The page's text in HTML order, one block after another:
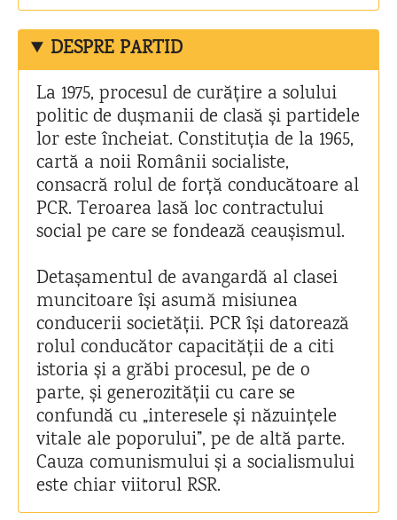
DESPRE PARTID
La 1975, procesul de curățire a solului
politic de dușmanii de clasă și partidele
lor este încheiat. Constituția de la 1965,
cartă a noii Românii socialiste,
consacră rolul de forță conducătoare al
PCR. Teroarea lasă loc contractului
social pe care se fondează ceaușismul.
Detașamentul de avangardă al clasei
muncitoare își asumă misiunea
conducerii societății. PCR își datorează
rolul conducător capacității de a citi
istoria și a grăbi procesul, pe de o
parte, și generozității cu care se
confundă cu „interesele și năzuințele
vitale ale poporului”, pe de altă parte.
Cauza comunismului și a socialismului
este chiar viitorul RSR.